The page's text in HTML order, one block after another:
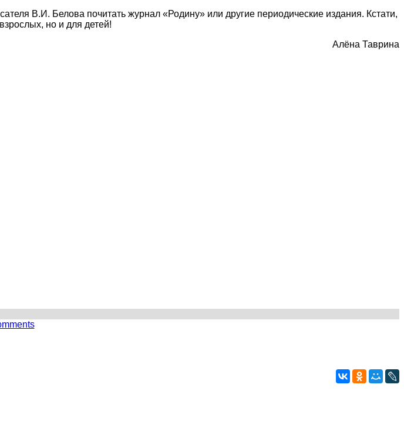
В.И. Белова почитать журнал «Родину» или другие периодические издания. Кстати,
но и для детей!
Алёна Таврина